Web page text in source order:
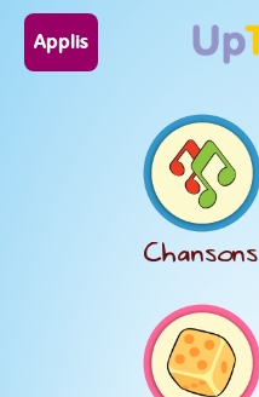
Applis
Chansons